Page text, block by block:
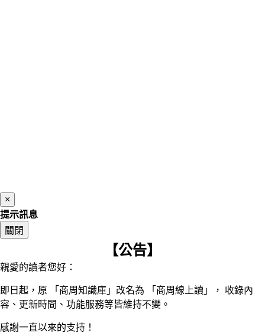
×
提示訊息
關閉
【公告】
親愛的讀者您好：
即日起，原 「商周知識庫」改名為 「商周線上讀」， 收錄內
容、更新時間、功能服務等皆維持不變。
感謝一直以來的支持！